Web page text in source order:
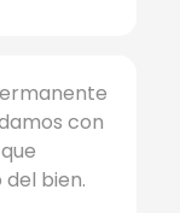
con
bien.